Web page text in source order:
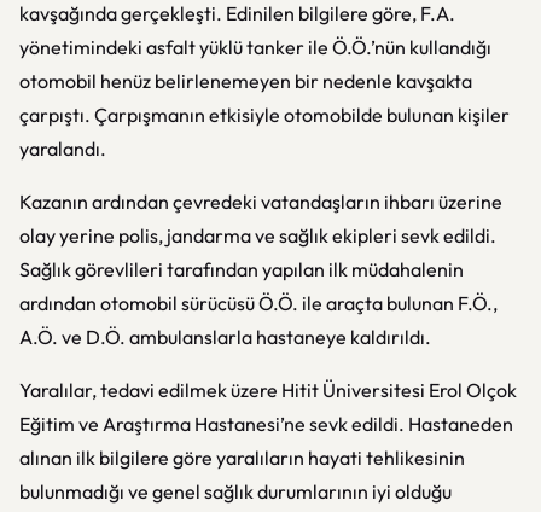
kavşağında gerçekleşti. Edinilen bilgilere göre, F.A.
yönetimindeki asfalt yüklü tanker ile Ö.Ö.’nün kullandığı
otomobil henüz belirlenemeyen bir nedenle kavşakta
çarpıştı. Çarpışmanın etkisiyle otomobilde bulunan kişiler
yaralandı.
Kazanın ardından çevredeki vatandaşların ihbarı üzerine
olay yerine polis, jandarma ve sağlık ekipleri sevk edildi.
Sağlık görevlileri tarafından yapılan ilk müdahalenin
ardından otomobil sürücüsü Ö.Ö. ile araçta bulunan F.Ö.,
A.Ö. ve D.Ö. ambulanslarla hastaneye kaldırıldı.
Yaralılar, tedavi edilmek üzere Hitit Üniversitesi Erol Olçok
Eğitim ve Araştırma Hastanesi’ne sevk edildi. Hastaneden
alınan ilk bilgilere göre yaralıların hayati tehlikesinin
bulunmadığı ve genel sağlık durumlarının iyi olduğu